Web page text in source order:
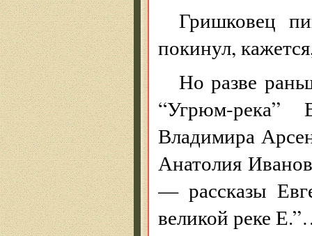
Гришковец
покинул,
Но разве
“Угрюм-река”
Владимира
Анатолия
— рассказы
великой реке